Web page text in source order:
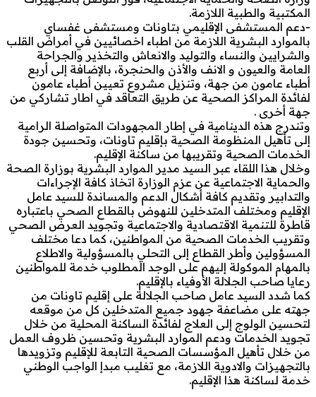
المكتبية والطبية اللازمة.
-دعم المستشفى الإقليمي بتاونات ومستشفى غفساي
بالموارد البشرية اللازمة من اطباء اخصائيين في أمراض القلب
والشرايين والنساء والتوليد والانعاش والتخذير والجراحة
العامة والعيون و الانف والأذن والحنجرة، بالإضافة إلى أربع
أطباء عامون من جهة، وتنزيل مشروع تعيين أطباء عامون
لفائدة المراكز الصحية عن طريق التعاقد في اطار تشاركي من
جهة أخرى .
وتندرج هذه الدينامية في إطار المجهودات المتواصلة الرامية
إلى تأهيل المنظومة الصحية بإقليم تاونات، وتحسين جودة
الخدمات الصحية وتقريبها من ساكنة الإقليم.
وخلال هذا اللقاء عبر السيد مدير الموارد البشرية بوزارة الصحة
والحماية الاجتماعية عن عزم الوزارة اتخاذ كافة الإجراءات
والتدابير وتقديم كافة أشكال الدعم والمساندة للسيد عامل
الإقليم ومختلف المتدخلين للنهوض بالقطاع الصحي باعتباره
قاطرة للتنمية الاقتصادية والاجتماعية وتجويد العرض الصحي
وتقريب الخدمات الصحية من المواطنين، كما دعا مختلف
المسؤولين وأطر القطاع إلى التحلي بالمسؤولية والاطلاع
بالمهام الموكولة إليهم على الوجد المطلوب خدمة للمواطنين
رعايا صاحب الجلالة الأوفياء بالإقليم.
كما شدد السيد عامل صاحب الجلالة على إقليم تاونات من
جهته على مضاعفة جهود جميع المتدخلين كل من موقعه
لتحسين الولوج إلى العلاج لفائدة الساكنة المحلية من خلال
تجويد الخدمات ودعم الموارد البشرية وتحسين ظروف العمل
من خلال تأهيل المؤسسات الصحية التابعة للإقليم وتزويدها
بالتجهيزات والادوية اللازمة، مع تغليب مبدإ الواجب الوطني
خدمة لساكنة هذا الإقليم.